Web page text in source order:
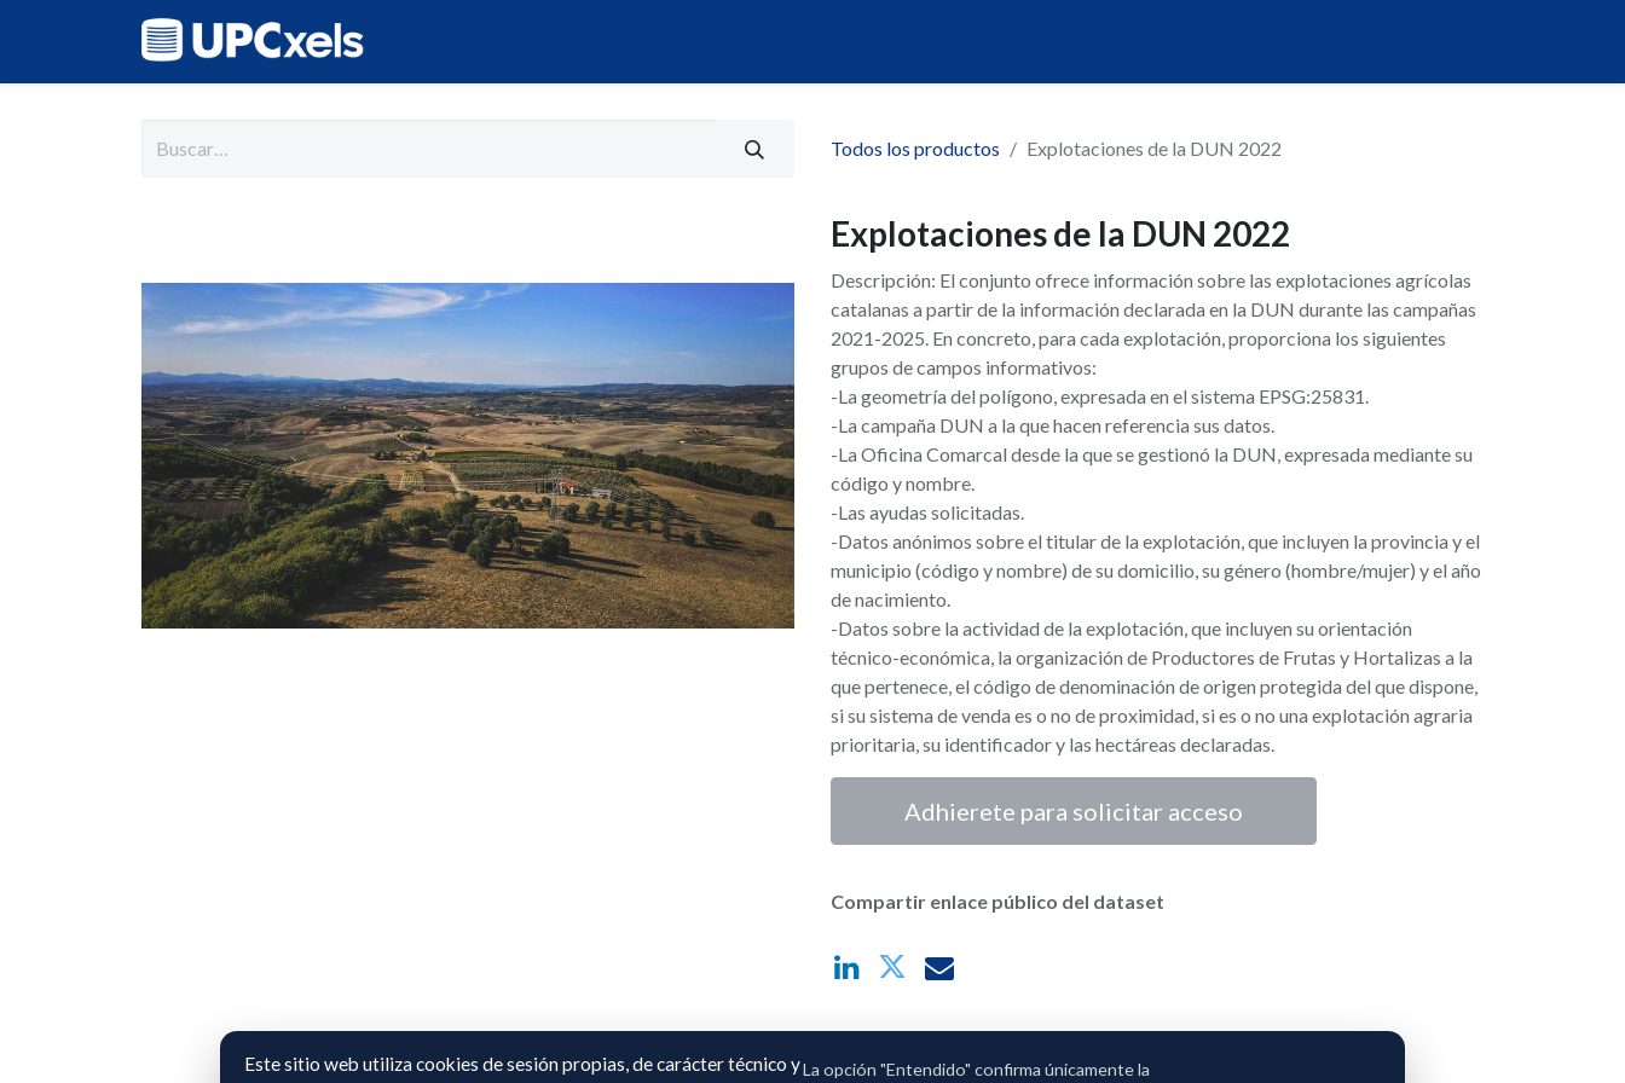
Todos los productos Explotaciones de la DUN 2022
Explotaciones de la DUN 2022
Descripción: El conjunto ofrece información sobre las explotaciones agrícolas
catalanas a partir de la información declarada en la DUN durante las campañas
2021-2025. En concreto, para cada explotación, proporciona los siguientes
grupos de campos informativos:
-La geometría del polígono, expresada en el sistema EPSG:25831.
-La campaña DUN a la que hacen referencia sus datos.
-La Oficina Comarcal desde la que se gestionó la DUN, expresada mediante su
código y nombre.
-Las ayudas solicitadas.
-Datos anónimos sobre el titular de la explotación, que incluyen la provincia y el
municipio (código y nombre) de su domicilio, su género (hombre/mujer) y el año
de nacimiento.
-Datos sobre la actividad de la explotación, que incluyen su orientación
técnico-económica, la organización de Productores de Frutas y Hortalizas a la
que pertenece, el código de denominación de origen protegida del que dispone,
si su sistema de venda es o no de proximidad, si es o no una explotación agraria
prioritaria, su identificador y las hectáreas declaradas.
Adhierete para solicitar acceso
Compartir enlace público del dataset
Este sitio web utiliza cookies de sesión propias, de carácter técnico yLa opción "Entendido" confirma únicamente la